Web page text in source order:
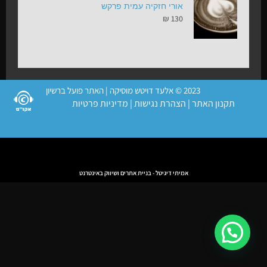
אורי חזקיה עמית פרקש
₪ 130
2023 © אלעד דויטש מוסיקה | האתר פועל ברשיון
תקנון האתר| הצהרת נגישות| מדיניות פרטיות
אמיתי דיגיטל - בניית אתרים ושיווק באינטרנט